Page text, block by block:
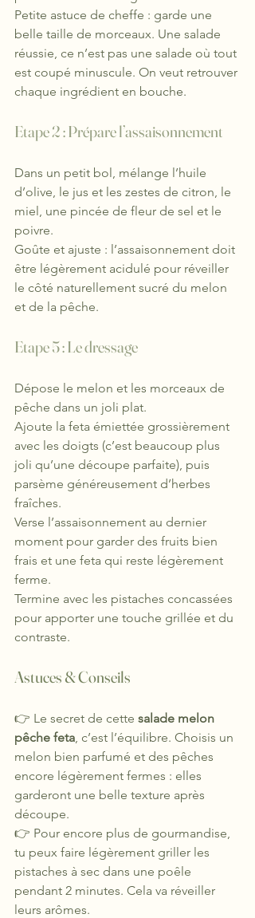
Petite astuce de cheffe : garde une
belle taille de morceaux. Une salade
réussie, ce n’est pas une salade où tout
est coupé minuscule. On veut retrouver
chaque ingrédient en bouche.
Etape 2 : Prépare l’assaisonnement
Dans un petit bol, mélange l’huile
d’olive, le jus et les zestes de citron, le
miel, une pincée de fleur de sel et le
poivre.
Goûte et ajuste : l’assaisonnement doit
être légèrement acidulé pour réveiller
le côté naturellement sucré du melon
et de la pêche.
Etape 5 : Le dressage
Dépose le melon et les morceaux de
pêche dans un joli plat.
Ajoute la feta émiettée grossièrement
avec les doigts (c’est beaucoup plus
joli qu’une découpe parfaite), puis
parsème généreusement d’herbes
fraîches.
Verse l’assaisonnement au dernier
moment pour garder des fruits bien
frais et une feta qui reste légèrement
ferme.
Termine avec les pistaches concassées
pour apporter une touche grillée et du
contraste.
Astuces & Conseils
👉 Le secret de cette salade melon
pêche feta, c’est l’équilibre. Choisis un
melon bien parfumé et des pêches
encore légèrement fermes : elles
garderont une belle texture après
découpe.
👉 Pour encore plus de gourmandise,
tu peux faire légèrement griller les
pistaches à sec dans une poêle
pendant 2 minutes. Cela va réveiller
leurs arômes.